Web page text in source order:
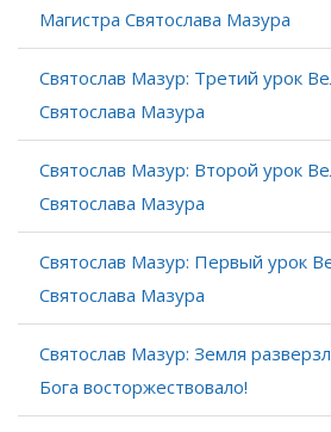
Магистра Святослава Мазура
Святослав Мазур: Третий урок
Святослава Мазура
Святослав Мазур: Второй урок
Святослава Мазура
Святослав Мазур: Первый урок
Святослава Мазура
Святослав Мазур: Земля
Бога восторжествовало!